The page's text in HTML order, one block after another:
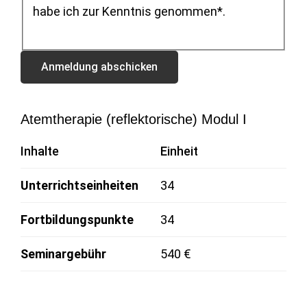
habe ich zur Kenntnis genommen*.
Atemtherapie (reflektorische) Modul I
Inhalte Einheit
Unterrichtseinheiten 34
Fortbildungspunkte 34
Seminargebühr 540 €